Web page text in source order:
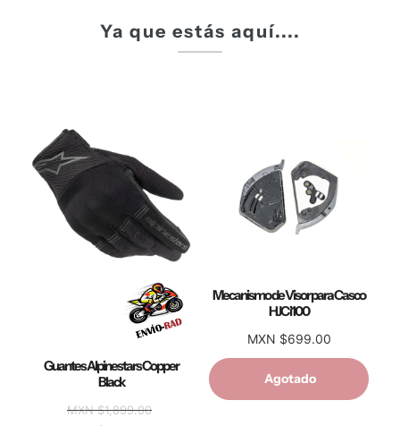
Ya que estás aquí....
Guantes Alpinestars Copper
Black
MXN $1,899.00
Mecanismo de Visor para Casco
HJC i100
MXN $699.00
Agotado